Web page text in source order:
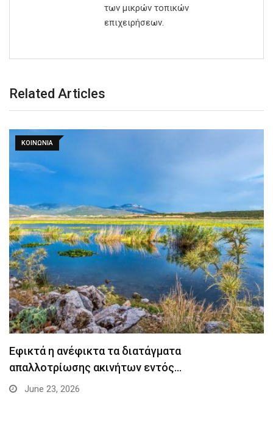
των μικρών τοπικών
επιχειρήσεων.
Related Articles
ΚΟΙΝΩΝΙΑ
Εφικτά η ανέφικτα τα διατάγματα
απαλλοτρίωσης ακινήτων εντός…
June 23, 2026